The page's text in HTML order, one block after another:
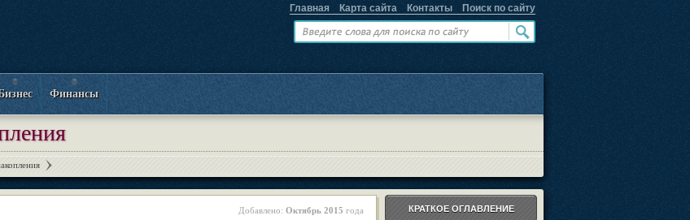
Главная Карта сайта Контакты Поиск по сайту
Финансы
Добавлено: Октябрь 2015 года КРАТКОЕ ОГЛАВЛЕНИЕ